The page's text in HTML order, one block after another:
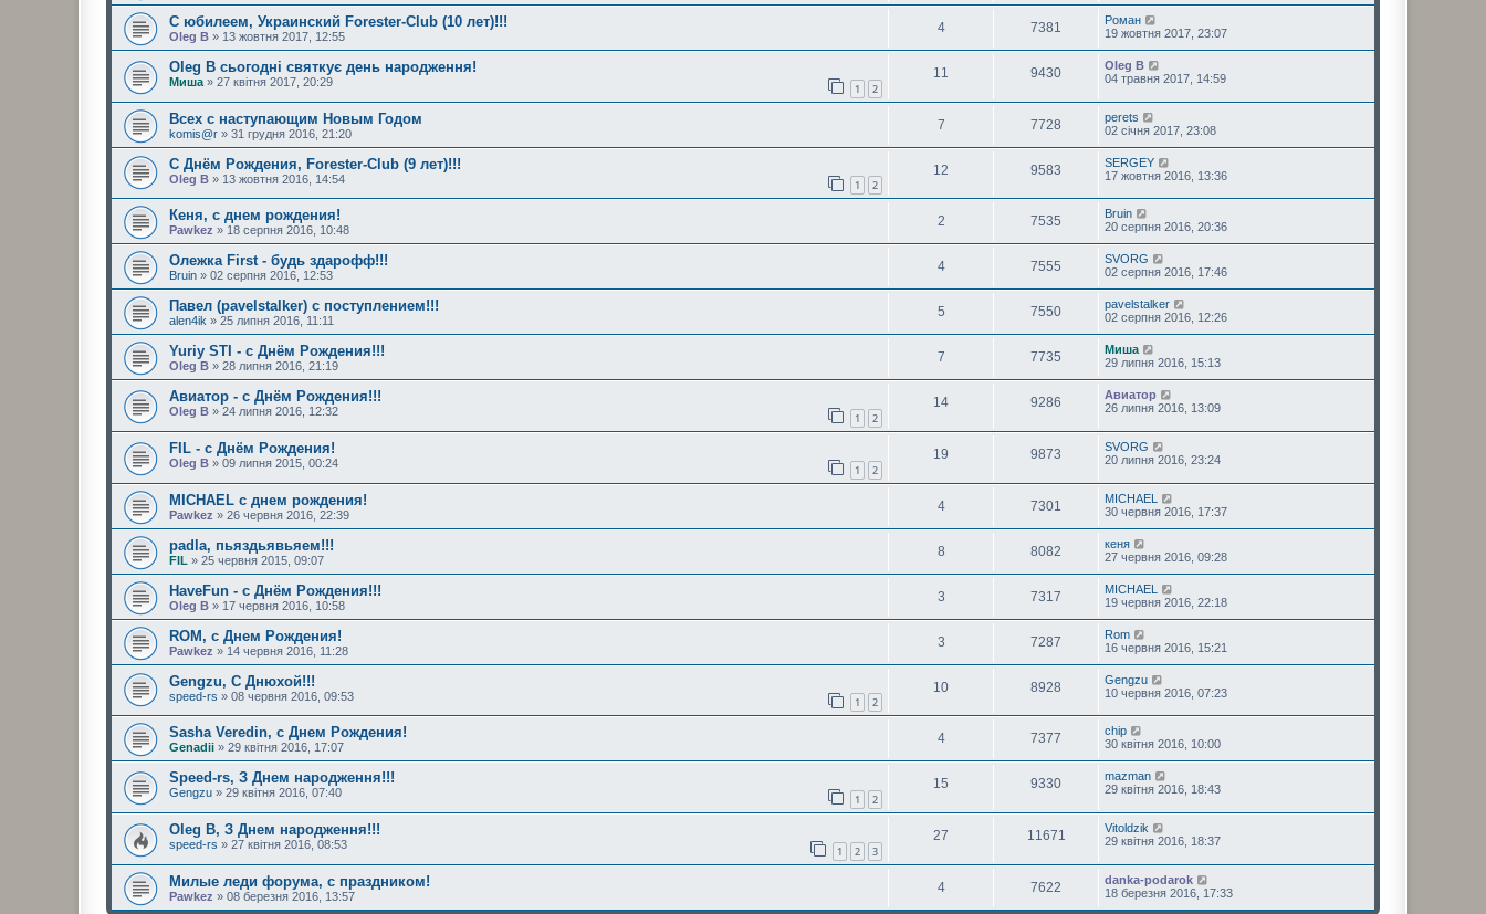
С юбилеем, Украинский Forester-Club (10 лет)!!!
Oleg B » 13 жовтня 2017, 12:55
4 7381
Роман
19 жовтня 2017, 23:07
Oleg B сьогодні святкує день народження!
Миша » 27 квітня 2017, 20:29 1 2
11 9430
Oleg B
04 травня 2017, 14:59
Всех с наступающим Новым Годом
komis@r » 31 грудня 2016, 21:20
7 7728
perets
02 січня 2017, 23:08
С Днём Рождения, Forester-Club (9 лет)!!!
Oleg B » 13 жовтня 2016, 14:54 1 2
12 9583
SERGEY
17 жовтня 2016, 13:36
Кеня, с днем рождения!
Pawkez » 18 серпня 2016, 10:48
2 7535
Bruin
20 серпня 2016, 20:36
Олежка First - будь здарофф!!!
Bruin » 02 серпня 2016, 12:53
4 7555
SVORG
02 серпня 2016, 17:46
Павел (pavelstalker) с поступлением!!!
alen4ik » 25 липня 2016, 11:11
5 7550
pavelstalker
02 серпня 2016, 12:26
Yuriy STI - с Днём Рождения!!!
Oleg B » 28 липня 2016, 21:19
7 7735
Миша
29 липня 2016, 15:13
Авиатор - с Днём Рождения!!!
Oleg B » 24 липня 2016, 12:32 1 2
14 9286
Авиатор
26 липня 2016, 13:09
FIL - с Днём Рождения!
Oleg B » 09 липня 2015, 00:24 1 2
19 9873
SVORG
20 липня 2016, 23:24
MICHAEL с днем рождения!
Pawkez » 26 червня 2016, 22:39
4 7301
MICHAEL
30 червня 2016, 17:37
padla, пьяздьявьяем!!!
FIL » 25 червня 2015, 09:07
8 8082
кеня
27 червня 2016, 09:28
HaveFun - с Днём Рождения!!!
Oleg B » 17 червня 2016, 10:58
3 7317
MICHAEL
19 червня 2016, 22:18
ROM, с Днем Рождения!
Pawkez » 14 червня 2016, 11:28
3 7287
Rom
16 червня 2016, 15:21
Gengzu, С Днюхой!!!
speed-rs » 08 червня 2016, 09:53 1 2
10 8928
Gengzu
10 червня 2016, 07:23
Sasha Veredin, с Днем Рождения!
Genadii » 29 квітня 2016, 17:07
4 7377
chip
30 квітня 2016, 10:00
Speed-rs, З Днем народження!!!
Gengzu » 29 квітня 2016, 07:40 1 2
15 9330
mazman
29 квітня 2016, 18:43
Oleg B, З Днем народження!!!
speed-rs » 27 квітня 2016, 08:53 1 2 3
27 11671
Vitoldzik
29 квітня 2016, 18:37
Милые леди форума, с праздником!
Pawkez » 08 березня 2016, 13:57
4 7622
danka-podarok
18 березня 2016, 17:33